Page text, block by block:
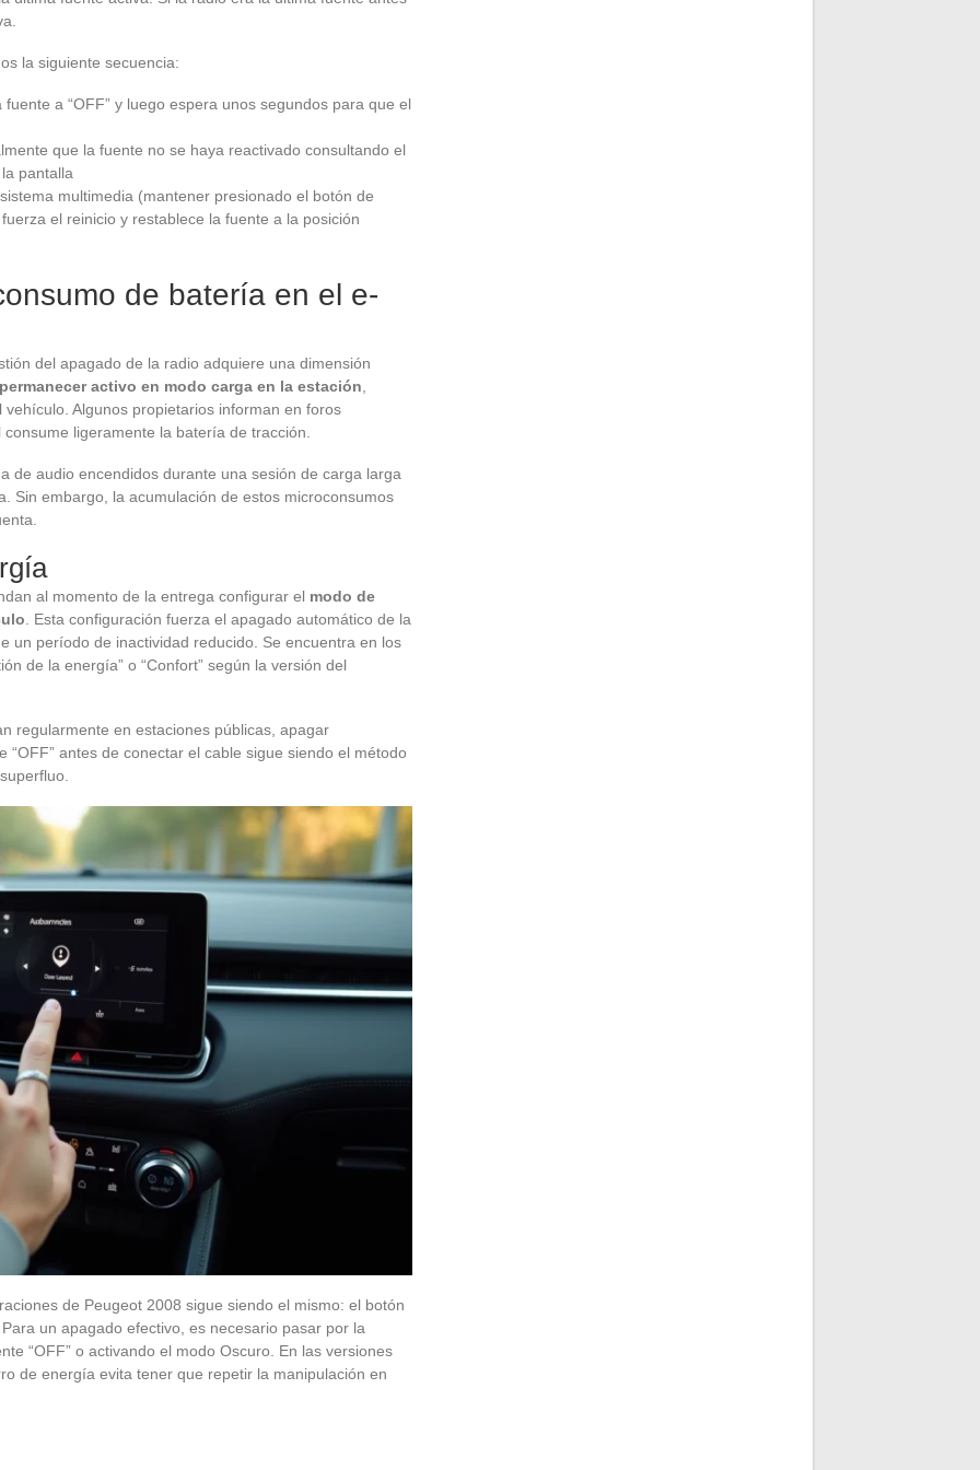
la siguiente secuencia:
a “OFF” y luego espera unos segundos para que el
que la fuente no se haya reactivado consultando el
pantalla
multimedia (mantener presionado el botón de
el reinicio y restablece la fuente a la posición
de batería en el e-
del apagado de la radio adquiere una dimensión
activo en modo carga en la estación,
Algunos propietarios informan en foros
ligeramente la batería de tracción.
de audio encendidos durante una sesión de carga larga
Sin embargo, la acumulación de estos microconsumos
al momento de la entrega configurar el modo de
. Esta configuración fuerza el apagado automático de la
un período de inactividad reducido. Se encuentra en los
de la energía” o “Confort” según la versión del
regularmente en estaciones públicas, apagar
antes de conectar el cable sigue siendo el método
de Peugeot 2008 sigue siendo el mismo: el botón
un apagado efectivo, es necesario pasar por la
“OFF” o activando el modo Oscuro. En las versiones
de energía evita tener que repetir la manipulación en